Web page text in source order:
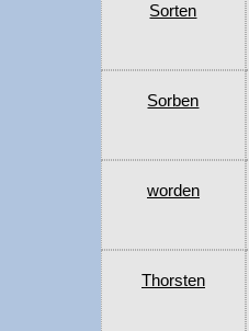
Sorten
Sorben
worden
Thorsten